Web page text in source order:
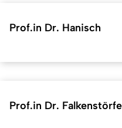
Prof.in Dr. Hanisch
Prof.in Dr.